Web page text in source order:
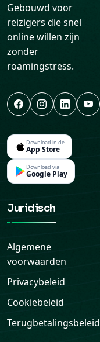
Gebouwd voor
reizigers die snel
online willen zijn
zonder
roamingstress.
Download in de
App Store
Download via
Google Play
Juridisch
Algemene
voorwaarden
Privacybeleid
Cookiebeleid
Terugbetalingsbeleid